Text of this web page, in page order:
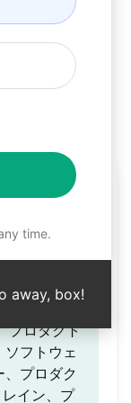
Configuration
セス
アジャイ
プロダクト
フトウェ
プロダク
イン、プ
time.
away, box!